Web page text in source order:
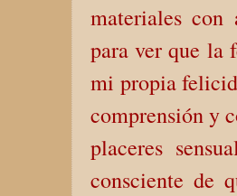
materiales con
para ver que la
mi propia
comprensión y
placeres
consciente de